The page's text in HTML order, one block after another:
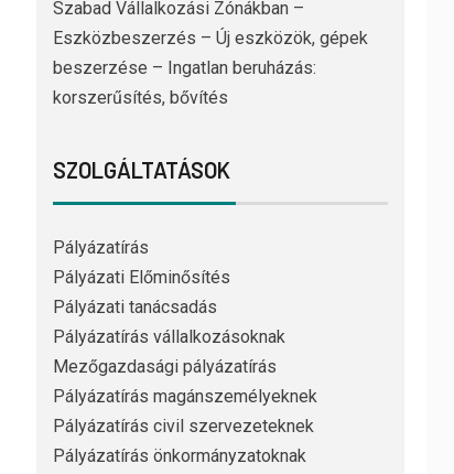
Szabad Vállalkozási Zónákban –
Eszközbeszerzés – Új eszközök, gépek
beszerzése – Ingatlan beruházás:
korszerűsítés, bővítés
SZOLGÁLTATÁSOK
Pályázatírás
Pályázati Előminősítés
Pályázati tanácsadás
Pályázatírás vállalkozásoknak
Mezőgazdasági pályázatírás
Pályázatírás magánszemélyeknek
Pályázatírás civil szervezeteknek
Pályázatírás önkormányzatoknak